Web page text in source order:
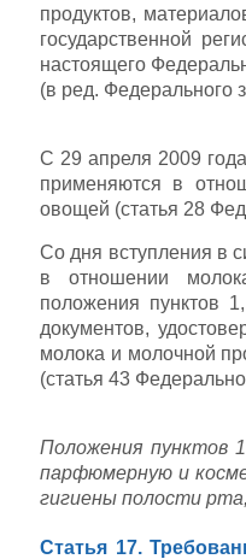
продуктов,
государственной
настоящего
(в ред. Федерального
С 29 апреля 2009
применяются в
овощей (статья 28
Со дня вступления в
в отношении
положения пунктов
документов,
молока и молочной
(статья 43
Положения пунктов
парфюмерную и
гигиены полости
Статья 17.